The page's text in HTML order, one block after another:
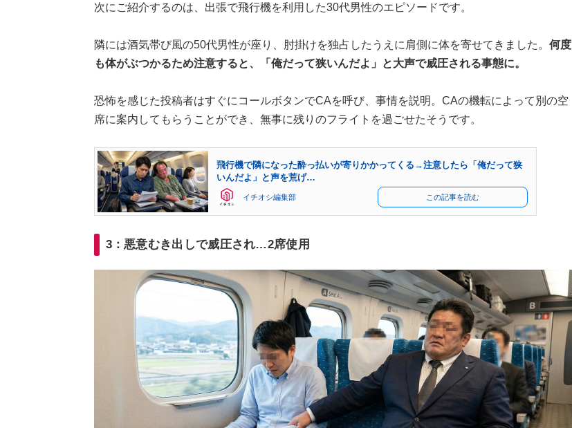
次にご紹介するのは、出張で飛行機を利用した30代男性のエピソードです。
隣には酒気帯び風の50代男性が座り、肘掛けを独占したうえに肩側に体を寄せてきました。 何度
も体がぶつかるため注意すると、「俺だって狭いんだよ」と大声で威圧される事態に。
恐怖を感じた投稿者はすぐにコールボタンでCAを呼び、事情を説明。CAの機転によって別の空
席に案内してもらうことができ、無事に残りのフライトを過ごせたそうです。
飛行機で隣になった酔っ払いが寄りかかってくる→注意したら「俺だって狭
いんだよ」と声を荒げ…
イチオシ編集部 この記事を読む
3：悪意むき出しで威圧され…2席使用